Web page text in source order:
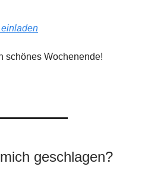
schönes Wochenende!
geschlagen?